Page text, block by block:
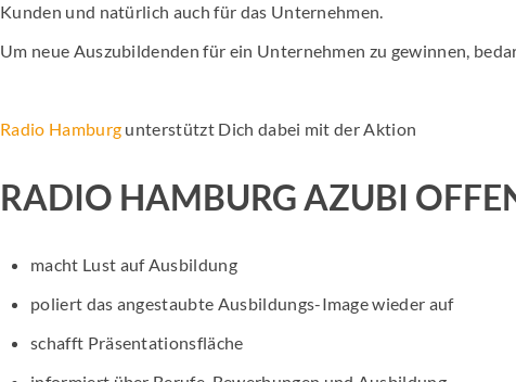
Kunden und natürlich auch für das Unternehmen.
Um neue Auszubildenden für ein Unternehmen zu gewinnen,
Radio Hamburg unterstützt Dich dabei mit der Aktion
RADIO HAMBURG AZUBI
macht Lust auf Ausbildung
poliert das angestaubte Ausbildungs-Image wieder auf
schafft Präsentationsfläche